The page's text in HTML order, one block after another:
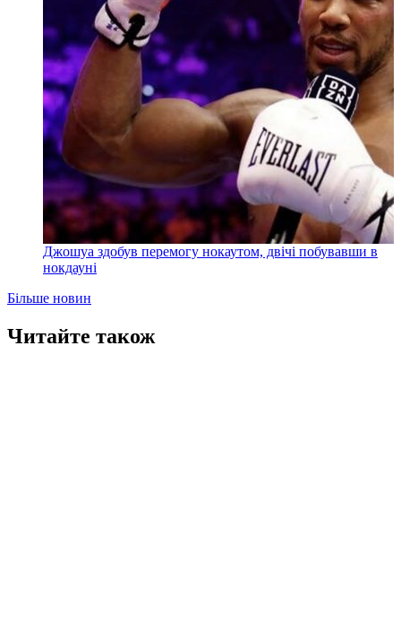
Джошуа здобув перемогу нокаутом, двічі побувавши в
нокдауні
Більше новин
Читайте також